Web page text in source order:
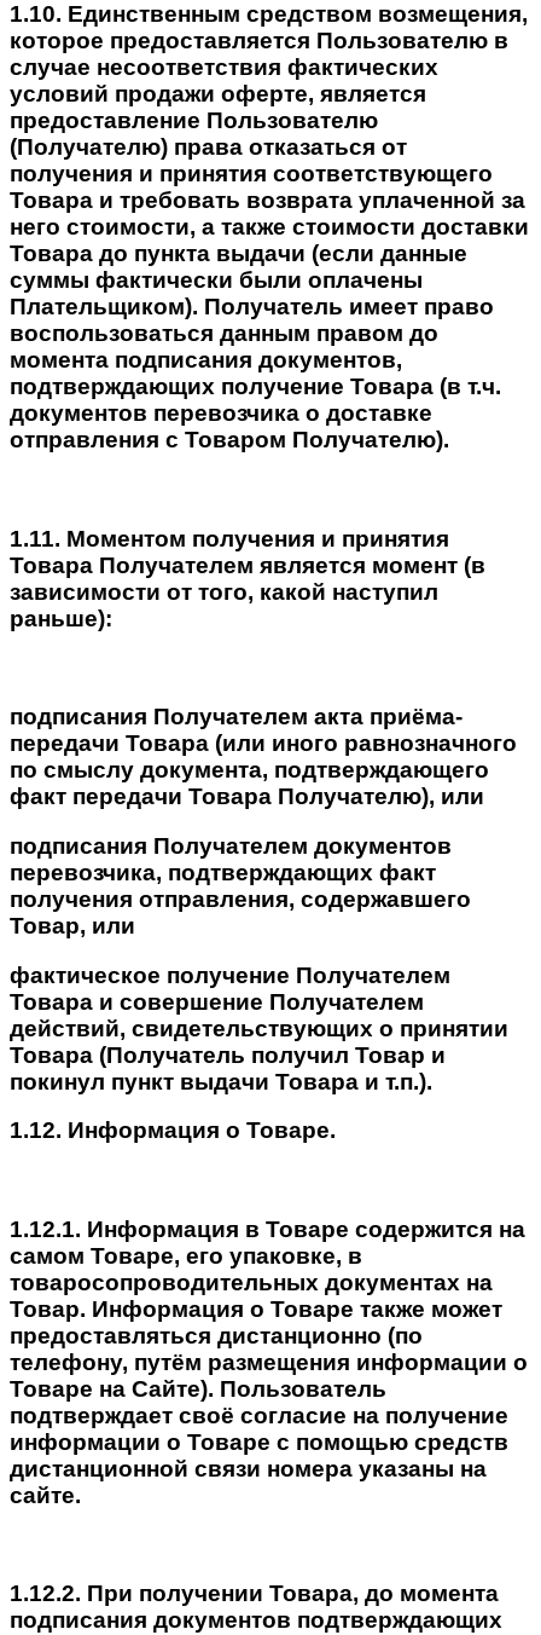
1.10. Единственным средством возмещения,
которое предоставляется Пользователю в
случае несоответствия фактических
условий продажи оферте, является
предоставление Пользователю
(Получателю) права отказаться от
получения и принятия соответствующего
Товара и требовать возврата уплаченной за
него стоимости, а также стоимости доставки
Товара до пункта выдачи (если данные
суммы фактически были оплачены
Плательщиком). Получатель имеет право
воспользоваться данным правом до
момента подписания документов,
подтверждающих получение Товара (в т.ч.
документов перевозчика о доставке
отправления с Товаром Получателю).
1.11. Моментом получения и принятия
Товара Получателем является момент (в
зависимости от того, какой наступил
раньше):
подписания Получателем акта приёма-
передачи Товара (или иного равнозначного
по смыслу документа, подтверждающего
факт передачи Товара Получателю), или
подписания Получателем документов
перевозчика, подтверждающих факт
получения отправления, содержавшего
Товар, или
фактическое получение Получателем
Товара и совершение Получателем
действий, свидетельствующих о принятии
Товара (Получатель получил Товар и
покинул пункт выдачи Товара и т.п.).
1.12. Информация о Товаре.
1.12.1. Информация в Товаре содержится на
самом Товаре, его упаковке, в
товаросопроводительных документах на
Товар. Информация о Товаре также может
предоставляться дистанционно (по
телефону, путём размещения информации о
Товаре на Сайте). Пользователь
подтверждает своё согласие на получение
информации о Товаре с помощью средств
дистанционной связи номера указаны на
сайте.
1.12.2. При получении Товара, до момента
подписания документов подтверждающих